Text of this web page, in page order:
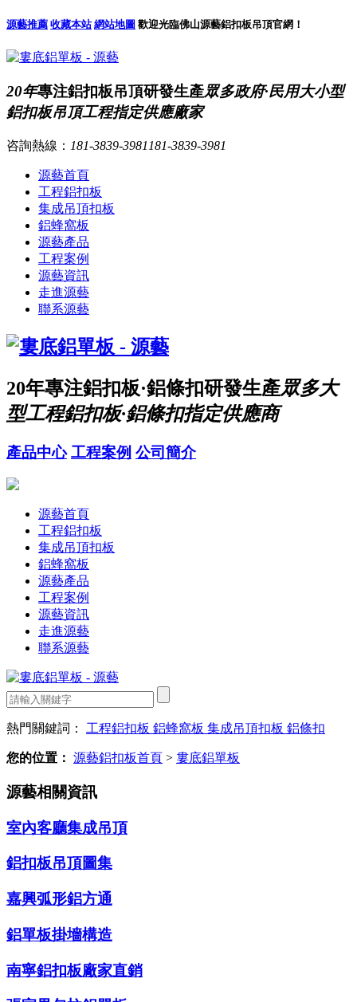
源藝推薦 收藏本站 網站地圖 歡迎光臨佛山源藝鋁扣板吊頂官網！
20年專注鋁扣板吊頂研發生產眾多政府·民用大小型
鋁扣板吊頂工程指定供應廠家
咨詢熱線： 181-3839-3981 181-3839-3981
源藝首頁
工程鋁扣板
集成吊頂扣板
鋁蜂窩板
源藝產品
工程案例
源藝資訊
走進源藝
聯系源藝
20年專注鋁扣板·鋁條扣研發生產眾多大
型工程鋁扣板·鋁條扣指定供應商
產品中心 工程案例 公司簡介
源藝首頁
工程鋁扣板
集成吊頂扣板
鋁蜂窩板
源藝產品
工程案例
源藝資訊
走進源藝
聯系源藝
熱門關鍵詞： 工程鋁扣板 鋁蜂窩板 集成吊頂扣板 鋁條扣
您的位置： 源藝鋁扣板首頁 > 婁底鋁單板
源藝相關資訊
室內客廳集成吊頂
鋁扣板吊頂圖集
嘉興弧形鋁方通
鋁單板掛墻構造
南寧鋁扣板廠家直銷